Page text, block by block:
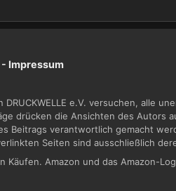
- Impressum
e.V. versuchen, alle
drücken die Ansichten des Autors
Beitrags verantwortlich gemacht
Seiten sind ausschließlich
Amazon und das Amazon-